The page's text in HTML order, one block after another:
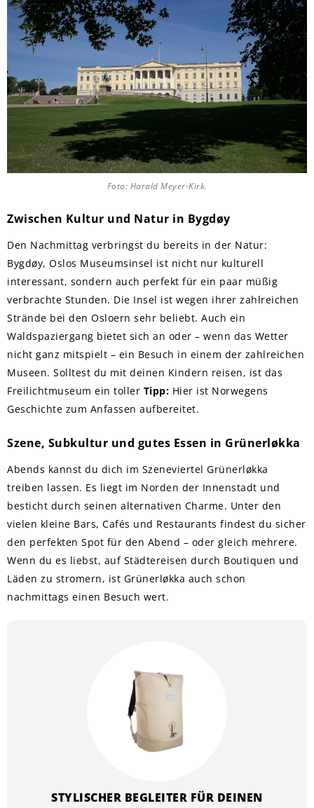
Foto: Harald Meyer-Kirk.
Zwischen Kultur und Natur in Bygdøy
Den Nachmittag verbringst du bereits in der Natur:
Bygdøy, Oslos Museumsinsel ist nicht nur kulturell
interessant, sondern auch perfekt für ein paar müßig
verbrachte Stunden. Die Insel ist wegen ihrer zahlreichen
Strände bei den Osloern sehr beliebt. Auch ein
Waldspaziergang bietet sich an oder – wenn das Wetter
nicht ganz mitspielt – ein Besuch in einem der zahlreichen
Museen. Solltest du mit deinen Kindern reisen, ist das
Freilichtmuseum ein toller Tipp: Hier ist Norwegens
Geschichte zum Anfassen aufbereitet.
Szene, Subkultur und gutes Essen in Grünerløkka
Abends kannst du dich im Szeneviertel Grünerløkka
treiben lassen. Es liegt im Norden der Innenstadt und
besticht durch seinen alternativen Charme. Unter den
vielen kleine Bars, Cafés und Restaurants findest du sicher
den perfekten Spot für den Abend – oder gleich mehrere.
Wenn du es liebst, auf Städtereisen durch Boutiquen und
Läden zu stromern, ist Grünerløkka auch schon
nachmittags einen Besuch wert.
STYLISCHER BEGLEITER FÜR DEINEN